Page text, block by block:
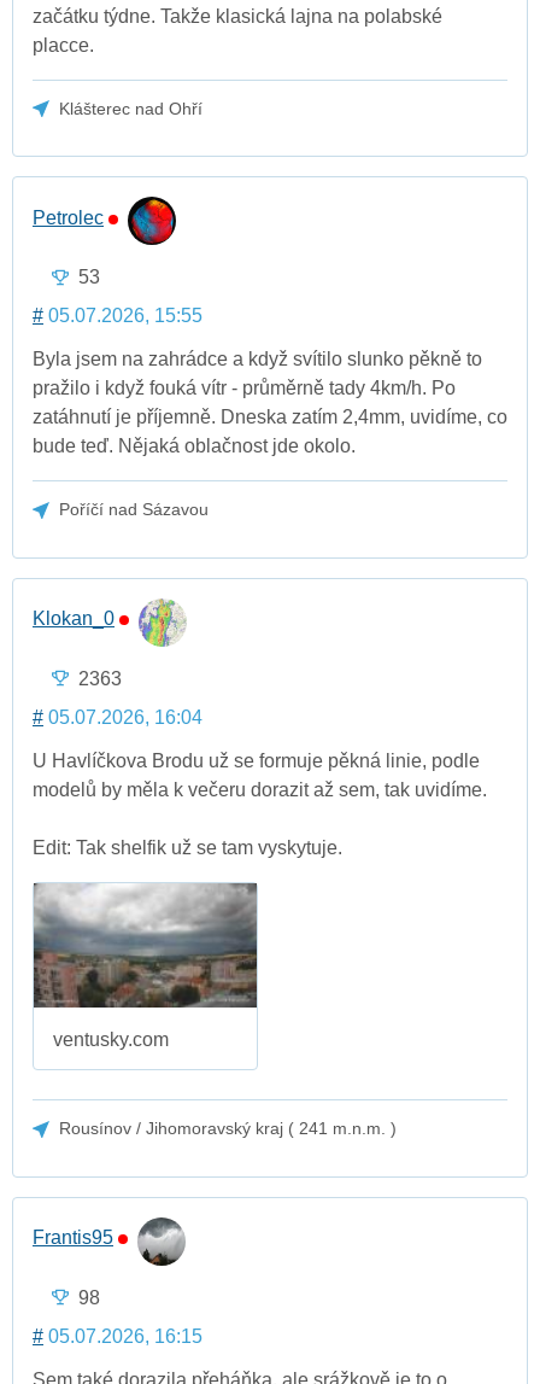
začátku týdne. Takže klasická lajna na polabské
placce.
Klášterec nad Ohří
Petrolec
53
# 05.07.2026, 15:55
Byla jsem na zahrádce a když svítilo slunko pěkně to
pražilo i když fouká vítr - průměrně tady 4km/h. Po
zatáhnutí je příjemně. Dneska zatím 2,4mm, uvidíme, co
bude teď. Nějaká oblačnost jde okolo.
Poříčí nad Sázavou
Klokan_0
2363
# 05.07.2026, 16:04
U Havlíčkova Brodu už se formuje pěkná linie, podle
modelů by měla k večeru dorazit až sem, tak uvidíme.
Edit: Tak shelfik už se tam vyskytuje.
ventusky.com
Rousínov / Jihomoravský kraj ( 241 m.n.m. )
Frantis95
98
# 05.07.2026, 16:15
Sem také dorazila přeháňka, ale srážkově je to o